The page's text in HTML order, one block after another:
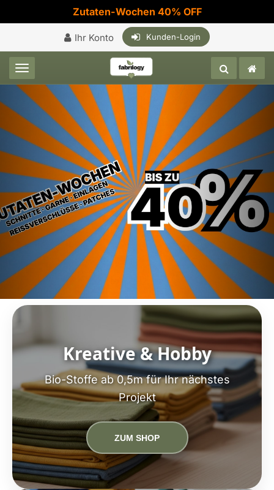
Zutaten-Wochen 40% OFF
Ihr Konto Kunden-Login
Toggle navigation
Kreative & Hobby
Bio-Stoffe ab 0,5m für Ihr nächstes
Projekt
ZUM SHOP